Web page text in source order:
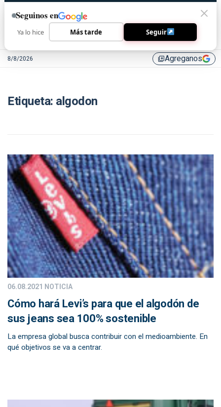
8/8/2026 library_addAgreganos
Etiqueta: algodon
06.08.2021 NOTICIA
Cómo hará Levi’s para que el algodón de
sus jeans sea 100% sostenible
La empresa global busca contribuir con el medioambiente. En
qué objetivos se va a centrar.
Seguinos en
Ya lo hice Más tarde Seguir